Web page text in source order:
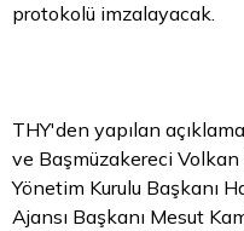
protokolü imzalayacak.
THY'den yapılan
ve Başmüzakereci Volkan
Yönetim Kurulu Başkanı
Ajansı Başkanı Mesut